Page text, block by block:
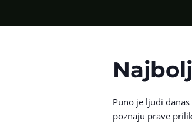
Puno je ljudi
poznaju prave